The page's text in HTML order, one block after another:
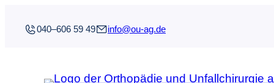
Inhalt 040–606 59 49 info@ou-ag.de